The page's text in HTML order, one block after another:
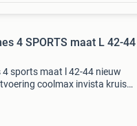
4 SPORTS maat L 42-44
4 sports maat l 42-44 nieuw
coolmax invista kruis